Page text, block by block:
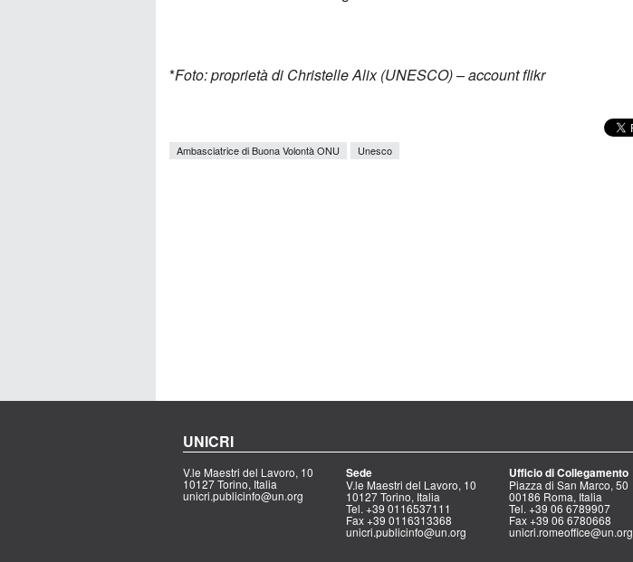
*Foto: proprietà di Christelle Alix (UNESCO) – account flikr
Ambasciatrice di Buona Volontà ONU Unesco
UNICRI
V.le Maestri del Lavoro, 10
10127 Torino, Italia
unicri.publicinfo@un.org
Sede
V.le Maestri del Lavoro, 10
10127 Torino, Italia
Tel. +39 0116537111
Fax +39 0116313368
unicri.publicinfo@un.org
Ufficio di Collegamento
Piazza di San Marco, 50
00186 Roma, Italia
Tel. +39 06 6789907
Fax +39 06 6780668
unicri.romeoffice@un.org